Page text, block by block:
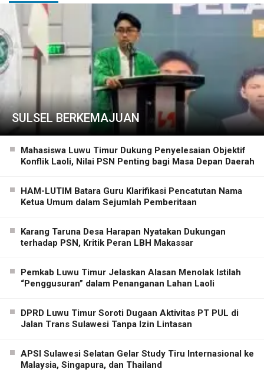
SULSEL BERKEMAJUAN
Mahasiswa Luwu Timur Dukung Penyelesaian Objektif
Konflik Laoli, Nilai PSN Penting bagi Masa Depan Daerah
HAM-LUTIM Batara Guru Klarifikasi Pencatutan Nama
Ketua Umum dalam Sejumlah Pemberitaan
Karang Taruna Desa Harapan Nyatakan Dukungan
terhadap PSN, Kritik Peran LBH Makassar
Pemkab Luwu Timur Jelaskan Alasan Menolak Istilah
“Penggusuran” dalam Penanganan Lahan Laoli
DPRD Luwu Timur Soroti Dugaan Aktivitas PT PUL di
Jalan Trans Sulawesi Tanpa Izin Lintasan
APSI Sulawesi Selatan Gelar Study Tiru Internasional ke
Malaysia, Singapura, dan Thailand